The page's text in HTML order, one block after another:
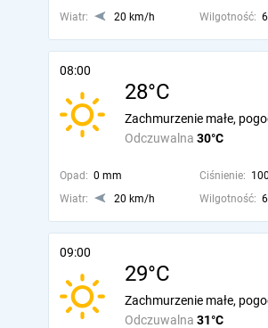
Wiatr: 20 km/h Wilgotność:
08:00
28°C
Odczuwalna 30°C
Zachmurzenie małe,
Opad: 0 mm Ciśnienie:
Wiatr:
20 km/h Wilgotność:
09:00
29°C
Odczuwalna 31°C
Zachmurzenie małe,